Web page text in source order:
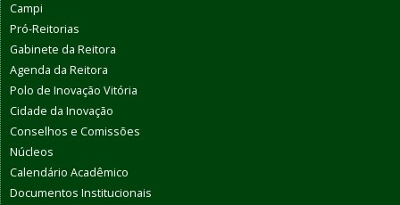
Campi
Pró-Reitorias
Gabinete da Reitora
Agenda da Reitora
Polo de Inovação Vitória
Cidade da Inovação
Conselhos e Comissões
Núcleos
Calendário Acadêmico
Documentos Institucionais